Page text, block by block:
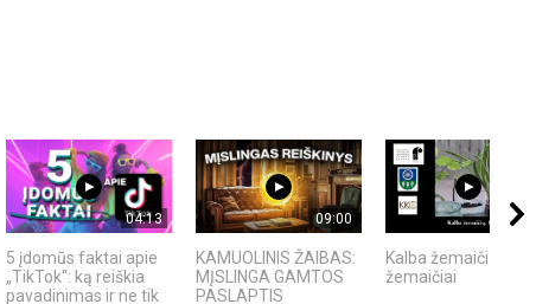
04:13
5 įdomūs faktai apie
„TikTok“: ką reiškia
pavadinimas ir ne tik
09:00
KAMUOLINIS ŽAIBAS:
MĮSLINGA GAMTOS
PASLAPTIS
21:00
Kalba žemaičių. Pietų
žemaičiai